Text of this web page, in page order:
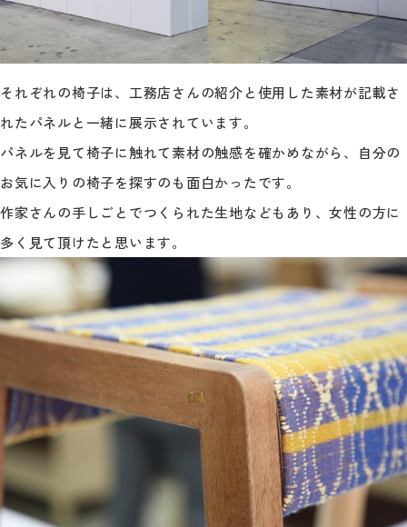
それぞれの椅子は、工務店さんの紹介と使用した素材が記載さ
れたパネルと一緒に展示されています。
パネルを見て椅子に触れて素材の触感を確かめながら、自分の
お気に入りの椅子を探すのも面白かったです。
作家さんの手しごとでつくられた生地などもあり、女性の方に
多く見て頂けたと思います。